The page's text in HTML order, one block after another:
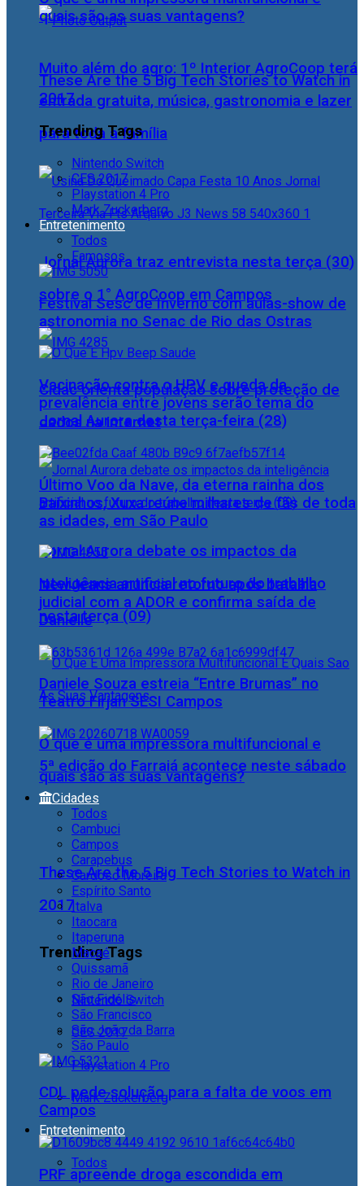
Muito além do agro: 1º Interior AgroCoop terá
entrada gratuita, música, gastronomia e lazer
para toda a família
Jornal Aurora traz entrevista nesta terça (30)
sobre o 1° AgroCoop em Campos
Cidac orienta população sobre proteção de
dados na internet
Jornal Aurora debate os impactos da
inteligência artificial no futuro do trabalho
nesta terça (09)
O que é uma impressora multifuncional e
quais são as suas vantagens?
These Are the 5 Big Tech Stories to Watch in
2017
Trending Tags
Nintendo Switch
CES 2017
Playstation 4 Pro
Mark Zuckerberg
Entretenimento
Todos
quais são as suas vantagens?
These Are the 5 Big Tech Stories to Watch in
2017
Trending Tags
Nintendo Switch
CES 2017
Playstation 4 Pro
Mark Zuckerberg
Entretenimento
Todos
Famosos
Festival Sesc de Inverno com aulas-show de
astronomia no Senac de Rio das Ostras
Vacinação contra o HPV e queda da
prevalência entre jovens serão tema do
Jornal Aurora desta terça-feira (28)
Último Voo da Nave, da eterna rainha dos
Baixinhos, Xuxa reúne milhares de fãs de toda
as idades, em São Paulo
NewJeans anuncia retorno após batalha
judicial com a ADOR e confirma saída de
Danielle
Daniele Souza estreia “Entre Brumas” no
Teatro Firjan SESI Campos
5ª edição do Farraiá acontece neste sábado
Cidades
Todos
Cambuci
Campos
Carapebus
Cardoso Moreira
Espírito Santo
Italva
Itaocara
Itaperuna
Macaé
Quissamã
Rio de Janeiro
São Fidélis
São Francisco
São João da Barra
São Paulo
CDL pede solução para a falta de voos em
Campos
PRF apreende droga escondida em